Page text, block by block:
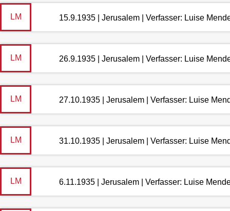
LM 15.9.1935 | Jerusalem | Verfasser: Luise
LM 26.9.1935 | Jerusalem | Verfasser: Luise
LM 27.10.1935 | Jerusalem | Verfasser: Luise
LM 31.10.1935 | Jerusalem | Verfasser: Luise
LM 6.11.1935 | Jerusalem | Verfasser: Luise